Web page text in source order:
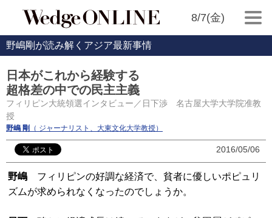
8/7(金)
野嶋剛が読み解くアジア最新事情
日本がこれから経験する
超格差の中での民主主義
フィリピン大統領選インタビュー／日下渉 名古屋大学大学院准教
授
野嶋 剛 （ ジャーナリスト、大東文化大学教授）
2016/05/06
野嶋 フィリピンの好調な経済で、貧者に優しいポピュリ
ズムが求められなくなったのでしょうか。